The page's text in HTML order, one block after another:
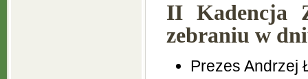
II Kadencja
zebraniu w
Prezes Andrzej